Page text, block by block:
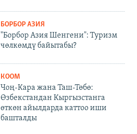
БОРБОР АЗИЯ
"Борбор Азия Шенгени": Туризм
чөлкөмдү байытабы?
КООМ
Чоң-Кара жана Таш-Төбө:
Өзбекстандан Кыргызстанга
өткөн айылдарда каттоо иши
башталды